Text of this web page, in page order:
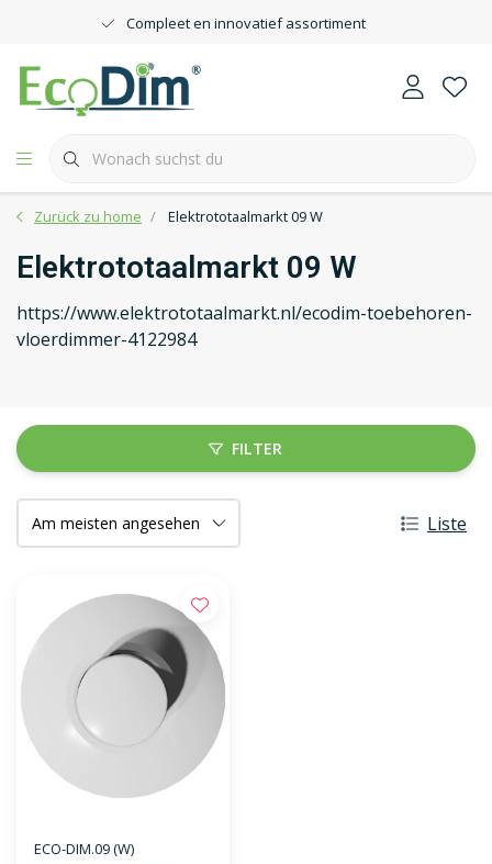
Compleet en innovatief assortiment
Zurück zu home Elektrototaalmarkt 09 W
Elektrototaalmarkt 09 W
https://www.elektrototaalmarkt.nl/ecodim-toebehoren-
vloerdimmer-4122984
FILTER
Liste
ECO-DIM.09 (W)